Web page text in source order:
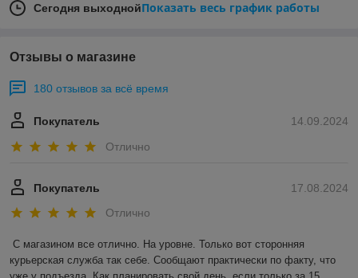
Сегодня выходнойПоказать весь график работы
Отзывы о магазине
180 отзывов за всё время
14.09.2024
Покупатель
Отлично
17.08.2024
Покупатель
Отлично
С магазином все отлично. На уровне. Только вот сторонняя
курьерская служба так себе. Сообщают практически по факту, что